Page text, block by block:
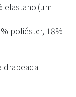
elastano (um
poliéster, 18%
drapeada